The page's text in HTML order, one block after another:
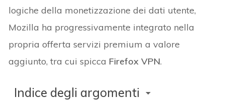
logiche della monetizzazione dei dati utente,
Mozilla ha progressivamente integrato nella
propria offerta servizi premium a valore
aggiunto, tra cui spicca Firefox VPN.
Indice degli argomenti